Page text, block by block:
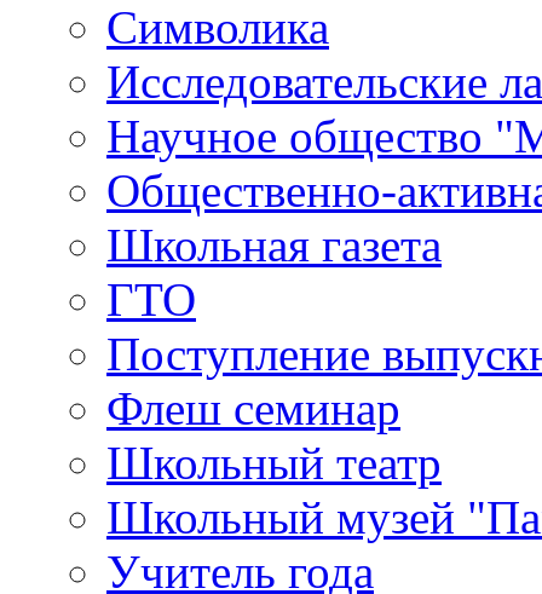
Символика
Исследовательские
Научное общество
Общественно-
Школьная газета
ГТО
Поступление
Флеш семинар
Школьный театр
Школьный музей
Учитель года